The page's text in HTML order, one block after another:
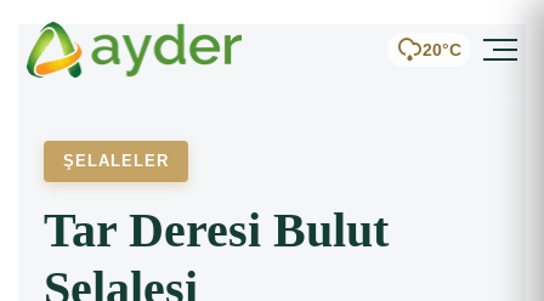
20°C
ŞELALELER
Tar Deresi Bulut
Şelalesi